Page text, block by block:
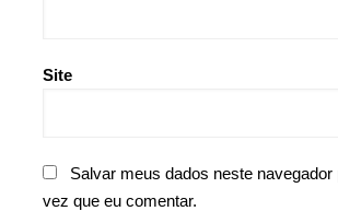
Site
Salvar meus dados neste navegador
vez que eu comentar.